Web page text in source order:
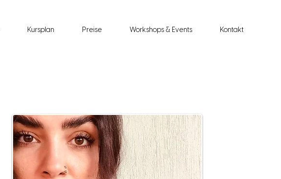
Kursplan Preise Workshops & Events Kontakt